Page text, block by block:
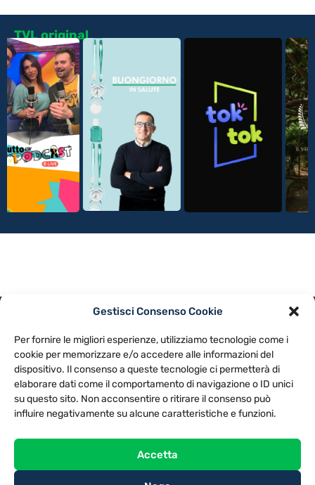
Gestisci Consenso Cookie
Per fornire le migliori esperienze, utilizziamo tecnologie come i
cookie per memorizzare e/o accedere alle informazioni del
dispositivo. Il consenso a queste tecnologie ci permetterà di
elaborare dati come il comportamento di navigazione o ID unici
su questo sito. Non acconsentire o ritirare il consenso può
influire negativamente su alcune caratteristiche e funzioni.
Accetta
TVL original
NOTE LEGALI
CONTATTACI PREFERENZE
TV LIBERA S.P.A.
Via Monteleonese 95/21 – 51100 Pistoia (PT)
Tel. 0573.9136 / Fax 0573.913615